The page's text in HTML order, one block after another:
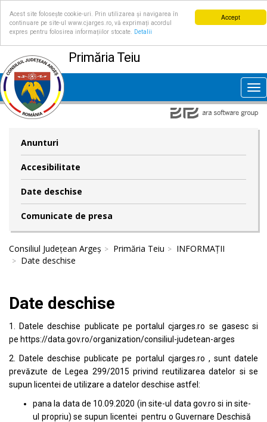
Accept
Acest site folosește cookie-uri. Prin utilizarea și navigarea în
continuare pe site-ul www.cjarges.ro, vă exprimați acordul
expres pentru folosirea informațiilor stocate.
Detalii
Primăria Teiu
Anunturi
Accesibilitate
Date deschise
Comunicate de presa
Consiliul Județean Argeș Primăria Teiu
INFORMAȚII
Date deschise
Date deschise
1. Datele deschise publicate pe portalulcjarges.ro se gasesc si
pe https://data.gov.ro/organization/consiliul-judetean-arges
2. Datele deschise publicate pe portalul cjarges.ro , sunt datele
prevăzute de Legea 299/2015 privind reutilizarea datelor si se
supun licentei de utilizare a datelor deschise astfel:
pana la data de 10.09.2020 (in site-ul data gov.ro si in site-
ul propriu) se supun licentei pentru o Guvernare Deschisă